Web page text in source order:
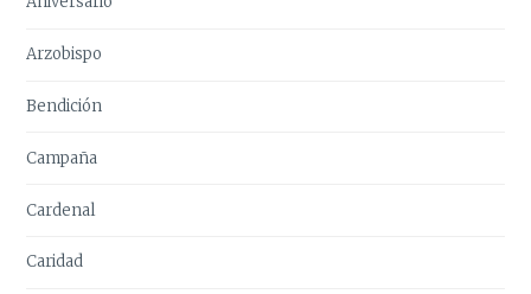
Arzobispo
Bendición
Campaña
Cardenal
Caridad